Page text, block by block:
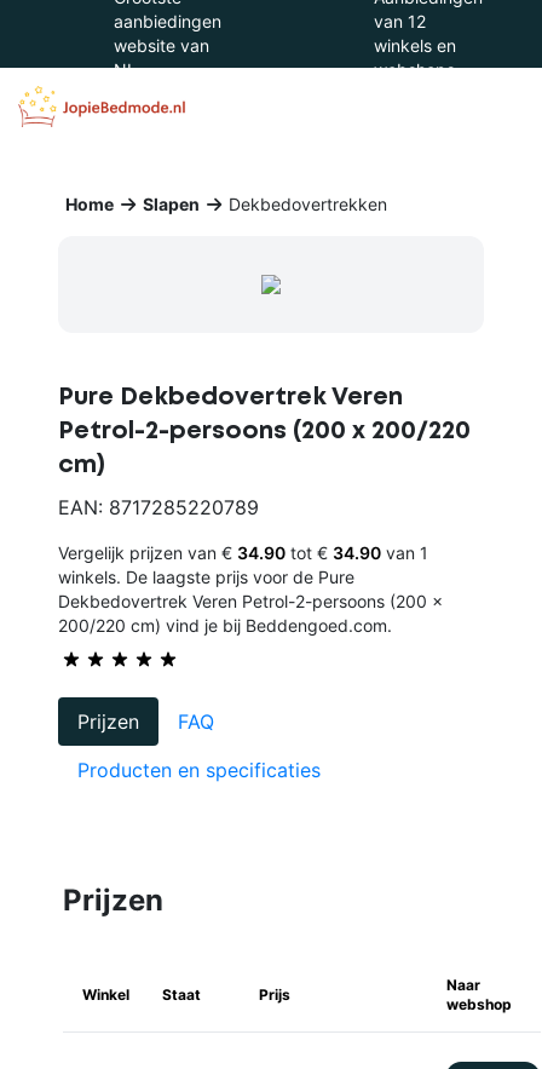
aanbiedingen
website van
NL
van 12
winkels en
webshops
Home Slapen Dekbedovertrekken
Pure Dekbedovertrek Veren
Petrol-2-persoons (200 x 200/220
cm)
EAN: 8717285220789
Vergelijk prijzen van € 34.90 tot € 34.90 van 1
winkels. De laagste prijs voor de Pure
Dekbedovertrek Veren Petrol-2-persoons (200 x
200/220 cm) vind je bij Beddengoed.com.
Prijzen
FAQ
Producten en specificaties
Prijzen
Winkel Staat Prijs
Naar
webshop